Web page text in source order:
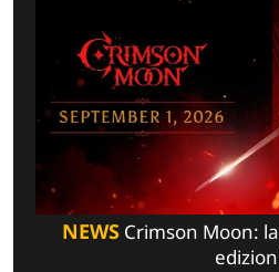
NEWSCrimson Moon: